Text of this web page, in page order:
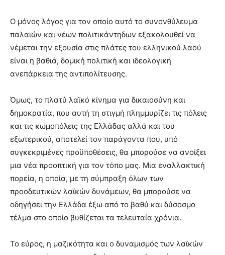
Ο μόνος λόγος για τον οποίο αυτό το συνονθύλευμα
παλαιών και νέων πολιτικάντηδων εξακολουθεί να
νέμεται την εξουσία στις πλάτες του ελληνικού λαού
είναι η βαθιά, δομική πολιτική και ιδεολογική
ανεπάρκεια της αντιπολίτευσης.
Όμως, το πλατύ λαϊκό κίνημα για δικαιοσύνη και
δημοκρατία, που αυτή τη στιγμή πλημμυρίζει τις πόλεις
και τις κωμοπόλεις της Ελλάδας αλλά και του
εξωτερικού, αποτελεί τον παράγοντα που, υπό
συγκεκριμένες προϋποθέσεις, θα μπορούσε να ανοίξει
μια νέα προοπτική για τον τόπο μας. Μια εναλλακτική
πορεία, η οποία, με τη σύμπραξη όλων των
προοδευτικών λαϊκών δυνάμεων, θα μπορούσε να
οδηγήσει την Ελλάδα έξω από το βαθύ και δύσοσμο
τέλμα στο οποίο βυθίζεται τα τελευταία χρόνια.
Το εύρος, η μαζικότητα και ο δυναμισμός των λαϊκών